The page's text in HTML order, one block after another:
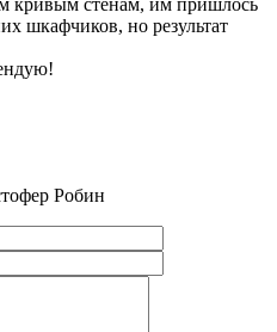
шкафчиков, но результат
Робин